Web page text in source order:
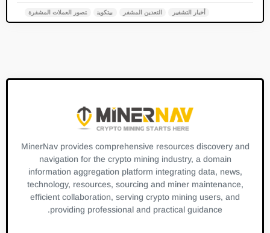
أخبار التشفير التعدين المشفر بيتكوين تصور العملات المشفرة
MinerNav provides comprehensive resources discovery and
navigation for the crypto mining industry, a domain
information aggregation platform integrating data, news,
technology, resources, sourcing and miner maintenance,
efficient collaboration, serving crypto mining users, and
providing professional and practical guidance.